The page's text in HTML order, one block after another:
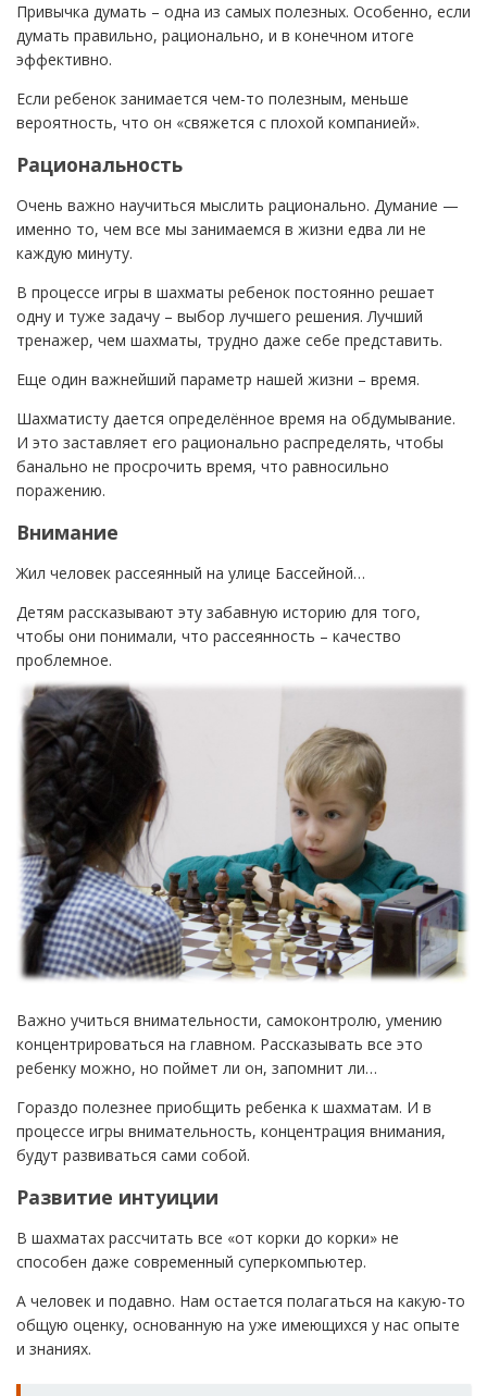
Привычка думать – одна из самых полезных. Особенно, если
думать правильно, рационально, и в конечном итоге
эффективно.
Если ребенок занимается чем-то полезным, меньше
вероятность, что он «свяжется с плохой компанией».
Рациональность
Очень важно научиться мыслить рационально. Думание —
именно то, чем все мы занимаемся в жизни едва ли не
каждую минуту.
В процессе игры в шахматы ребенок постоянно решает
одну и туже задачу – выбор лучшего решения. Лучший
тренажер, чем шахматы, трудно даже себе представить.
Еще один важнейший параметр нашей жизни – время.
Шахматисту дается определённое время на обдумывание.
И это заставляет его рационально распределять, чтобы
банально не просрочить время, что равносильно
поражению.
Внимание
Жил человек рассеянный на улице Бассейной…
Детям рассказывают эту забавную историю для того,
чтобы они понимали, что рассеянность – качество
проблемное.
Важно учиться внимательности, самоконтролю, умению
концентрироваться на главном. Рассказывать все это
ребенку можно, но поймет ли он, запомнит ли…
Гораздо полезнее приобщить ребенка к шахматам. И в
процессе игры внимательность, концентрация внимания,
будут развиваться сами собой.
Развитие интуиции
В шахматах рассчитать все «от корки до корки» не
способен даже современный суперкомпьютер.
А человек и подавно. Нам остается полагаться на какую-то
общую оценку, основанную на уже имеющихся у нас опыте
и знаниях.